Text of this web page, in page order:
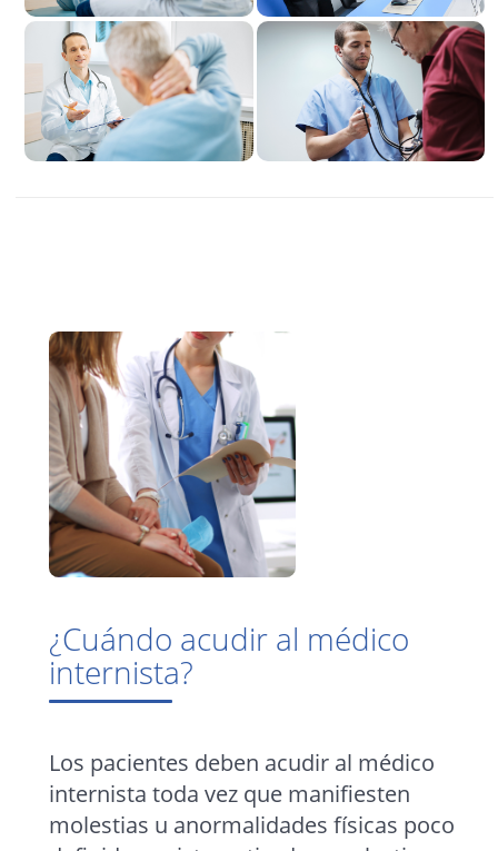
¿Cuándo acudir al médico
internista?
Los pacientes deben acudir al médico
internista toda vez que manifiesten
molestias u anormalidades físicas poco